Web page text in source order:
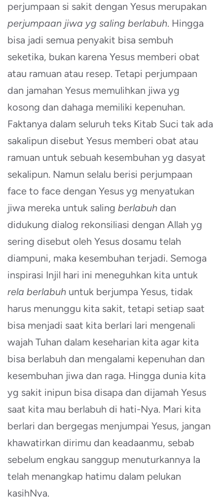
perjumpaan si sakit dengan Yesus merupakan
perjumpaan jiwa yg saling berlabuh. Hingga
bisa jadi semua penyakit bisa sembuh
seketika, bukan karena Yesus memberi obat
atau ramuan atau resep. Tetapi perjumpaan
dan jamahan Yesus memulihkan jiwa yg
kosong dan dahaga memiliki kepenuhan.
Faktanya dalam seluruh teks Kitab Suci tak ada
sakalipun disebut Yesus memberi obat atau
ramuan untuk sebuah kesembuhan yg dasyat
sekalipun. Namun selalu berisi perjumpaan
face to face dengan Yesus yg menyatukan
jiwa mereka untuk saling berlabuh dan
didukung dialog rekonsiliasi dengan Allah yg
sering disebut oleh Yesus dosamu telah
diampuni, maka kesembuhan terjadi. Semoga
inspirasi Injil hari ini meneguhkan kita untuk
rela berlabuh untuk berjumpa Yesus, tidak
harus menunggu kita sakit, tetapi setiap saat
bisa menjadi saat kita berlari lari mengenali
wajah Tuhan dalam keseharian kita agar kita
bisa berlabuh dan mengalami kepenuhan dan
kesembuhan jiwa dan raga. Hingga dunia kita
yg sakit inipun bisa disapa dan dijamah Yesus
saat kita mau berlabuh di hati-Nya. Mari kita
berlari dan bergegas menjumpai Yesus, jangan
khawatirkan dirimu dan keadaanmu, sebab
sebelum engkau sanggup menuturkannya Ia
telah menangkap hatimu dalam pelukan
kasihNya.